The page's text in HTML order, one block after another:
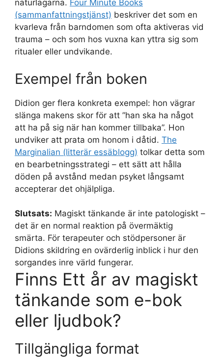
naturlagarna. Four Minute Books
(sammanfattningstjänst) beskriver det som en
kvarleva från barndomen som ofta aktiveras vid
trauma – och som hos vuxna kan yttra sig som
ritualer eller undvikande.
Exempel från boken
Didion ger flera konkreta exempel: hon vägrar
slänga makens skor för att ”han ska ha något
att ha på sig när han kommer tillbaka”. Hon
undviker att prata om honom i dåtid. The
Marginalian (litterär essäblogg) tolkar detta som
en bearbetningsstrategi – ett sätt att hålla
döden på avstånd medan psyket långsamt
accepterar det ohjälpliga.
Slutsats: Magiskt tänkande är inte patologiskt –
det är en normal reaktion på övermäktig
smärta. För terapeuter och stödpersoner är
Didions skildring en ovärderlig inblick i hur den
sorgandes inre värld fungerar.
Finns Ett år av magiskt
tänkande som e-bok
eller ljudbok?
Tillgängliga format